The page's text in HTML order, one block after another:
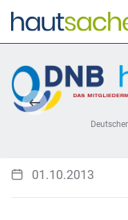
01.10.2013